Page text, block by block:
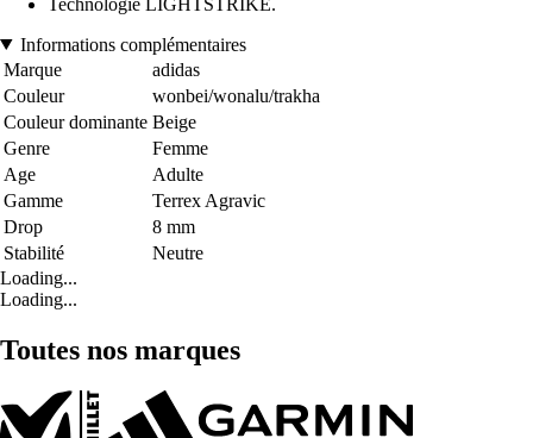
Informations complémentaires
Marque
adidas
Couleur
wonbei/wonalu/trakha
Couleur dominante Beige
Genre
Femme
Age
Adulte
Gamme
Terrex Agravic
Drop
8 mm
Stabilité
Neutre
Loading...
Loading...
Toutes nos marques